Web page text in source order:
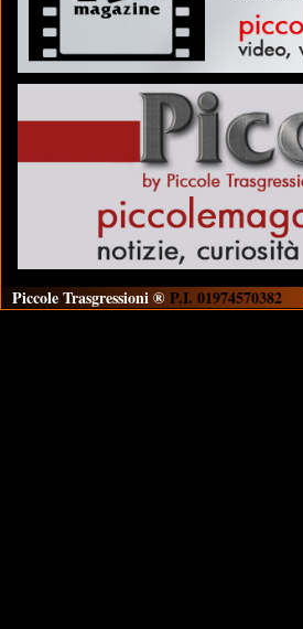
Piccole Trasgressioni ® P.I. 01974570382